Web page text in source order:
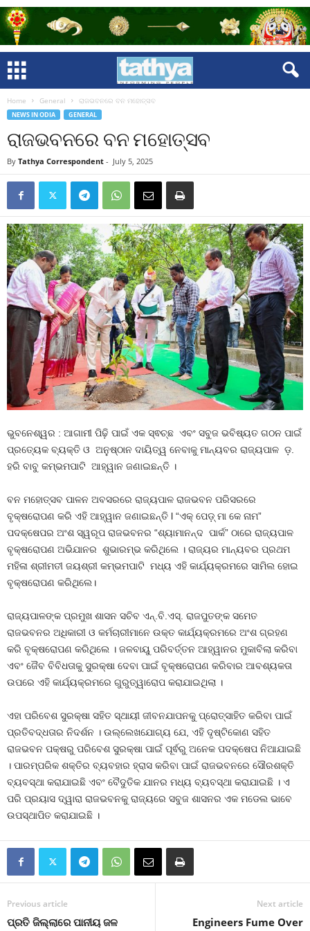
Home General ରାଜଭବନରେ ବନ ମହୋତ୍ସବ
NEWS IN ODIA GENERAL
ରାଜଭବନରେ ବନ ମହୋତ୍ସବ
By Tathya Correspondent - July 5, 2025
ଭୁବନେଶ୍ୱର : ଆଗାମୀ ପିଢ଼ି ପାଇଁ ଏକ ସ୍ଵଚ୍ଛ ଏବଂ ସବୁଜ ଭବିଷ୍ୟତ ଗଠନ ପାଇଁ
ପ୍ରତ୍ୟେକ ବ୍ୟକ୍ତି ଓ ଅନୁଷ୍ଠାନ ଦାୟିତ୍ୱ ନେବାକୁ ମାନ୍ୟବର ରାଜ୍ୟପାଳ ଡ଼.
ହରି ବାବୁ କମ୍ଭମପାଟି ଆହ୍ୱାନ ଜଣାଇଛନ୍ତି ।
ବନ ମହୋତ୍ସବ ପାଳନ ଅବସରରେ ରାଜ୍ୟପାଳ ରାଜଭବନ ପରିସରରେ
ବୃକ୍ଷରୋପଣ କରି ଏହି ଆହ୍ୱାନ ଜଣାଇଛନ୍ତି l “ଏକ୍ ପେଡ଼୍ ମା କେ ନାମ”
ପଦକ୍ଷେପର ଅଂଶ ସ୍ୱରୂପ ରାଜଭବନର “ଶ୍ୟାମାନନ୍ଦ ପାର୍କ” ଠାରେ ରାଜ୍ୟପାଳ
ବୃକ୍ଷରୋପଣ ଅଭିଯାନର ଶୁଭାରମ୍ଭ କରିଥିଲେ । ରାଜ୍ୟର ମାନ୍ୟବର ପ୍ରଥମ
ମହିଳା ଶ୍ରୀମତୀ ଜୟଶ୍ରୀ କମ୍ଭମପାଟି ମଧ୍ୟ ଏହି କାର୍ଯ୍ୟକ୍ରମରେ ସାମିଲ ହୋଇ
ବୃକ୍ଷରୋପଣ କରିଥିଲେ।
ରାଜ୍ୟପାଳଙ୍କ ପ୍ରମୁଖ ଶାସନ ସଚିବ ଏନ୍.ବି.ଏସ୍. ରାଜପୁତଙ୍କ ସମେତ
ରାଜଭବନର ଅଧିକାରୀ ଓ କର୍ମଚାରୀମାନେ ଉକ୍ତ କାର୍ଯ୍ୟକ୍ରମରେ ଅଂଶ ଗ୍ରହଣ
କରି ବୃକ୍ଷରୋପଣ କରିଥିଲେ । ଜଳବାୟୁ ପରିବର୍ତ୍ତନ ଆହ୍ୱାନର ମୁକାବିଲା କରିବା
ଏବଂ ଜୈବ ବିବିଧତାକୁ ସୁରକ୍ଷା ଦେବା ପାଇଁ ବୃକ୍ଷରୋପଣ କରିବାର ଆବଶ୍ୟକତା
ଉପରେ ଏହି କାର୍ଯ୍ୟକ୍ରମରେ ଗୁରୁତ୍ୱାରୋପ କରାଯାଇଥିଲା ।
ଏହା ପରିବେଶ ସୁରକ୍ଷା ସହିତ ସ୍ଥାୟୀ ଜୀବନଯାପନକୁ ପ୍ରୋତ୍ସାହିତ କରିବା ପାଇଁ
ପ୍ରତିବଦ୍ଧତାର ନିଦର୍ଶନ । ଉଲ୍ଲେଖଯୋଗ୍ୟ ଯେ, ଏହି ଦୃଷ୍ଟିକୋଣ ସହିତ
ରାଜଭବନ ପକ୍ଷରୁ ପରିବେଶ ସୁରକ୍ଷା ପାଇଁ ପୂର୍ଵରୁ ଅନେକ ପଦକ୍ଷେପ ନିଆଯାଇଛି
। ପାରମ୍ପରିକ ଶକ୍ତିର ବ୍ୟବହାର ହ୍ରାସ କରିବା ପାଇଁ ରାଜଭବନରେ ସୌରଶକ୍ତି
ବ୍ୟବସ୍ଥା କରାଯାଇଛି ଏବଂ ବୈଦୁତିକ ଯାନର ମଧ୍ୟ ବ୍ୟବସ୍ଥା କରାଯାଇଛି । ଏ
ପରି ପ୍ରୟାସ ଦ୍ୱାରା ରାଜଭବନକୁ ରାଜ୍ୟରେ ସବୁଜ ଶାସନର ଏକ ମଡେଲ ଭାବେ
ଉପସ୍ଥାପିତ କରାଯାଇଛି ।
Previous article
ପ୍ରତି ଜିଲ୍ଲାରେ ପାନୀୟ ଜଳ
Next article
Engineers Fume Over